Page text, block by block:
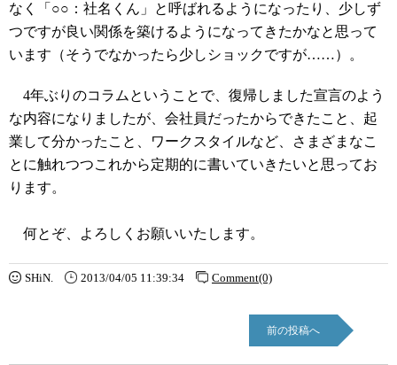
なく「○○：社名くん」と呼ばれるようになったり、少しず
つですが良い関係を築けるようになってきたかなと思って
います（そうでなかったら少しショックですが……）。
4年ぶりのコラムということで、復帰しました宣言のよう
な内容になりましたが、会社員だったからできたこと、起
業して分かったこと、ワークスタイルなど、さまざまなこ
とに触れつつこれから定期的に書いていきたいと思ってお
ります。
何とぞ、よろしくお願いいたします。
SHiN. 2013/04/05 11:39:34 Comment(0)
前の投稿へ